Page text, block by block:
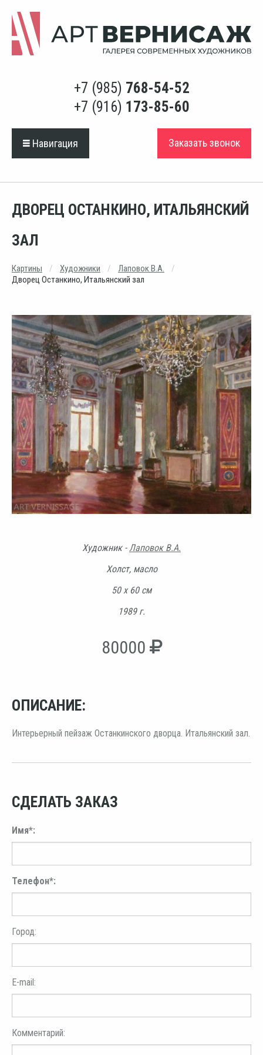
+7 (985) 768-54-52
+7 (916) 173-85-60
Навигация Заказать звонок
ДВОРЕЦ ОСТАНКИНО, ИТАЛЬЯНСКИЙ
ЗАЛ
Картины Художники
Лаповок В.А.
Дворец Останкино, Итальянский зал
Художник -Лаповок В.А.
Холст, масло
50 х 60 см
1989 г.
80000
ОПИСАНИЕ:
Интерьерный пейзаж Останкинского дворца. Итальянский зал.
СДЕЛАТЬ ЗАКАЗ
Имя*:
Телефон*:
Город:
E-mail:
Комментарий: